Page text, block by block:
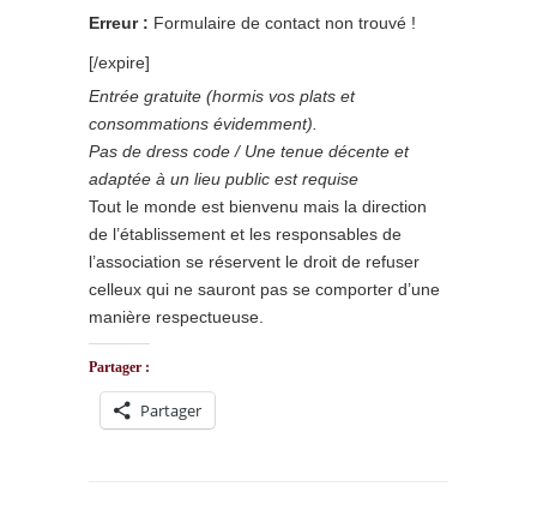
Erreur : Formulaire de contact non trouvé !
[/expire]
Entrée gratuite (hormis vos plats et
consommations évidemment).
Pas de dress code / Une tenue décente et
adaptée à un lieu public est requise
Tout le monde est bienvenu mais la direction
de l’établissement et les responsables de
l’association se réservent le droit de refuser
celleux qui ne sauront pas se comporter d’une
manière respectueuse.
Partager :
Partager